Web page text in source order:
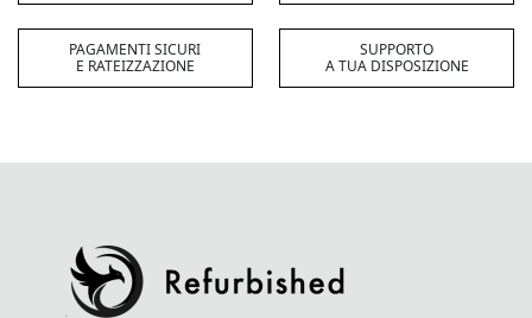
PAGAMENTI SICURI
E RATEIZZAZIONE
SUPPORTO
A TUA DISPOSIZIONE